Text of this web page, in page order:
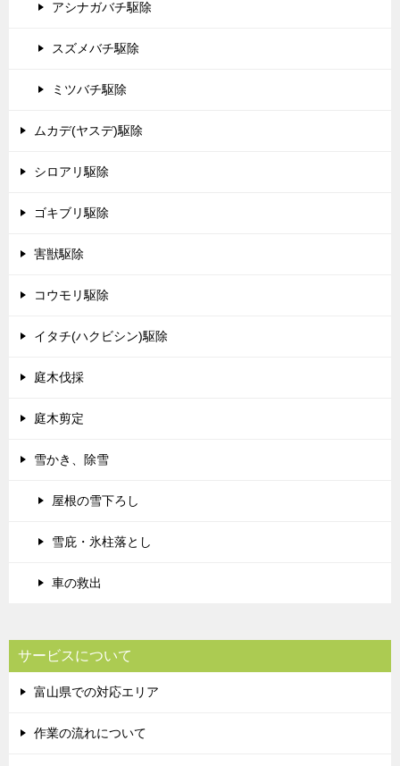
アシナガバチ駆除
スズメバチ駆除
ミツバチ駆除
ムカデ(ヤスデ)駆除
シロアリ駆除
ゴキブリ駆除
害獣駆除
コウモリ駆除
イタチ(ハクビシン)駆除
庭木伐採
庭木剪定
雪かき、除雪
屋根の雪下ろし
雪庇・氷柱落とし
車の救出
サービスについて
富山県での対応エリア
作業の流れについて